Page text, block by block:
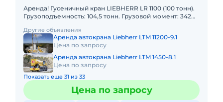
Аренда! Гусеничный кран LIEBHERR LR 1100 (100 тонн).
Грузоподъемность: 104,5 тонн. Грузовой момент: 342
Другие объявления
Аренда автокрана Liebherr LTM 11200-9.1
Цена по запросу
Аренда автокрана Liebherr LTM 1450-8.1
Цена по запросу
Показать еще 31 из 33
Цена по запросу